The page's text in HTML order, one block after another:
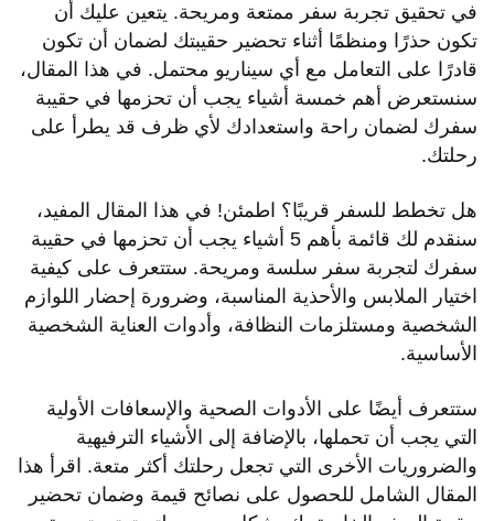
في تحقيق تجربة سفر ممتعة ومريحة. يتعين عليك أن
تكون حذرًا ومنظمًا أثناء تحضير حقيبتك لضمان أن تكون
قادرًا على التعامل مع أي سيناريو محتمل. في هذا المقال،
سنستعرض أهم خمسة أشياء يجب أن تحزمها في حقيبة
سفرك لضمان راحة واستعدادك لأي ظرف قد يطرأ على
رحلتك.
هل تخطط للسفر قريبًا؟ اطمئن! في هذا المقال المفيد،
سنقدم لك قائمة بأهم 5 أشياء يجب أن تحزمها في حقيبة
سفرك لتجربة سفر سلسة ومريحة. ستتعرف على كيفية
اختيار الملابس والأحذية المناسبة، وضرورة إحضار اللوازم
الشخصية ومستلزمات النظافة، وأدوات العناية الشخصية
الأساسية.
ستتعرف أيضًا على الأدوات الصحية والإسعافات الأولية
التي يجب أن تحملها، بالإضافة إلى الأشياء الترفيهية
والضروريات الأخرى التي تجعل رحلتك أكثر متعة. اقرأ هذا
المقال الشامل للحصول على نصائح قيمة وضمان تحضير